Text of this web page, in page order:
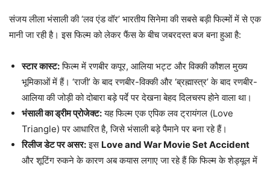
संजय लीला भंसाली की ‘लव एंड वॉर’ भारतीय सिनेमा की सबसे बड़ी फिल्मों में से एक
मानी जा रही है। इस फिल्म को लेकर फैंस के बीच जबरदस्त बज बना हुआ है:
स्टार कास्ट:फिल्म में रणबीर कपूर, आलिया भट्ट और विक्की कौशल मुख्य
भूमिकाओं में हैं। ‘राजी’ के बाद रणबीर-विक्की और ‘ब्रह्मास्त्र’ के बाद रणबीर-
आलिया की जोड़ी को दोबारा बड़े पर्दे पर देखना बेहद दिलचस्प होने वाला था।
भंसाली का ड्रीम प्रोजेक्ट:यह फिल्म एक एपिक लव ट्रायंगल (Love
Triangle) पर आधारित है, जिसे भंसाली बड़े पैमाने पर बना रहे हैं।
रिलीज डेट पर असर:इस Love and War Movie Set Accident
और शूटिंग रुकने के कारण अब कयास लगाए जा रहे हैं कि फिल्म के शेड्यूल में